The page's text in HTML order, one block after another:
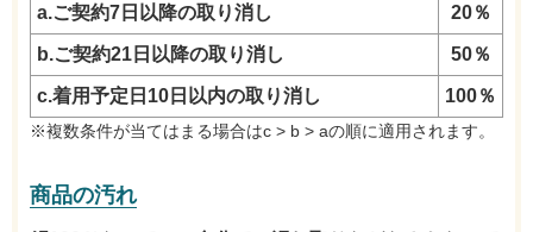
a.ご契約7日以降の取り消し 20％
b.ご契約21日以降の取り消し 50％
c.着用予定日10日以内の取り消し 100％
※複数条件が当てはまる場合はc > b > aの順に適用されます。
商品の汚れ